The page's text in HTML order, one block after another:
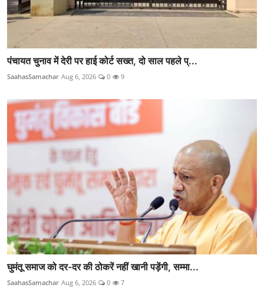
पंचायत चुनाव में देरी पर हाई कोर्ट सख्त, दो साल पहले प्...
SaahasSamachar Aug 6, 2026 0 9
घुमंतू समाज को दर-दर की ठोकरें नहीं खानी पड़ेंगी, सम्मा...
SaahasSamachar Aug 6, 2026 0 7